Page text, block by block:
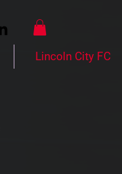
Lincoln City FC